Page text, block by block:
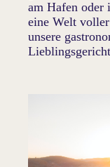
am Hafen oder
eine Welt
unsere